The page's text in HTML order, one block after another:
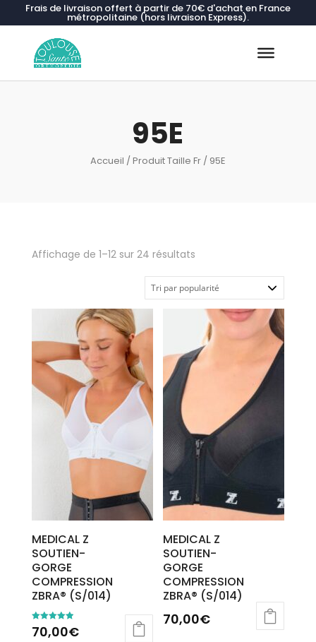
Frais de livraison offert à partir de 70€ d'achat en France
métropolitaine (hors livraison Express).
95E
Accueil / Produit Taille Fr / 95E
Affichage de 1–12 sur 24 résultatsTrié
popularité
MEDICAL Z
SOUTIEN-
GORGE
COMPRESSION
ZBRA® (S/014)
Note
5.00
70,00€
MEDICAL Z
SOUTIEN-
GORGE
COMPRESSION
ZBRA® (S/014)
70,00€